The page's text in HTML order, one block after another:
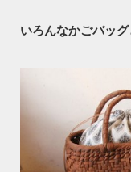
いろんなかごバッ